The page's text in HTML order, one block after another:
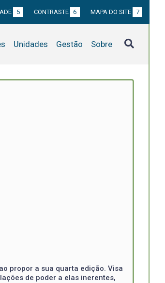
5 CONTRASTE 6 MAPA DO SITE 7
Unidades Gestão Sobre
propor a sua quarta edição. Visa
de poder a elas inerentes,